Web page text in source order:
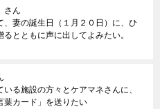
さん
、妻の誕生日（１月２０日）に、ひ
るとともに声に出してよみたい。
る施設の方々とケアマネさんに、
葉カード」を送りたい